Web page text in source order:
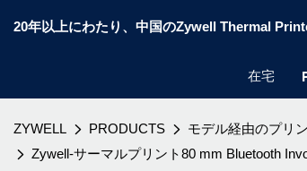
20年以上にわたり、中国のZywell Thermal
在宅
ZYWELL PRODUCTS モデル経由のプリ
Zywell-サーマルプリント80 mm Bluetooth